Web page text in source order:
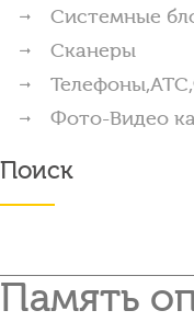
Системные
Сканеры
Фото-Видео
Поиск
Память